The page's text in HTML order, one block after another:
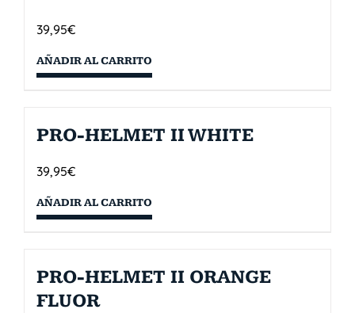
39,95€
AÑADIR AL CARRITO
PRO-HELMET II WHITE
39,95€
AÑADIR AL CARRITO
PRO-HELMET II ORANGE
FLUOR